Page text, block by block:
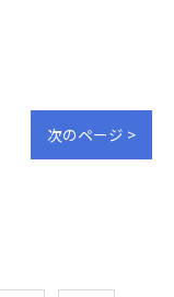
次のページ >